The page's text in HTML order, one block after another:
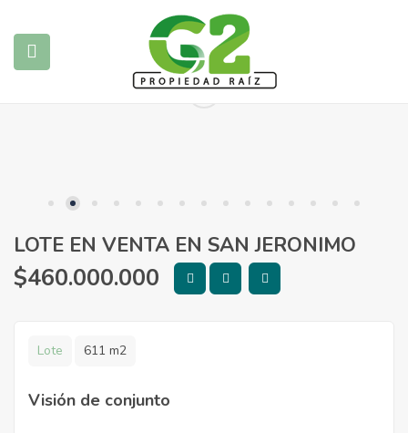
(Blog)
LOTE EN VENTA EN SAN JERONIMO
$460.000.000
Lote 611 m2
Visión de conjunto